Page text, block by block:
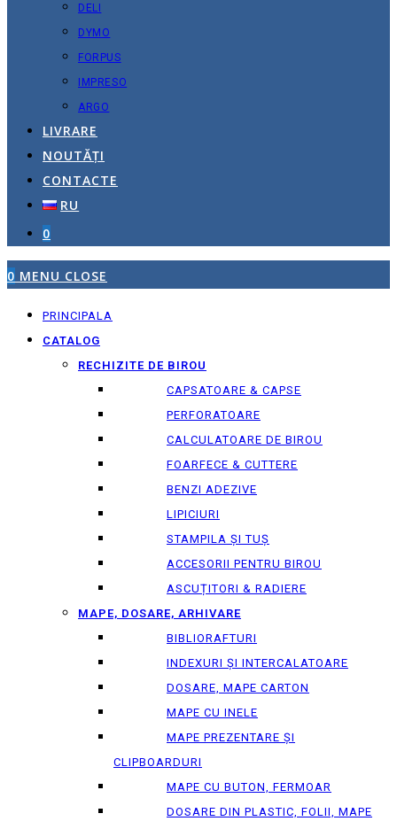
DELI
DYMO
FORPUS
IMPRESO
ARGO
LIVRARE
NOUTĂȚI
CONTACTE
RU
0
0 MENU CLOSE
PRINCIPALA
CATALOG
RECHIZITE DE BIROU
CAPSATOARE & CAPSE
PERFORATOARE
CALCULATOARE DE BIROU
FOARFECE & CUTTERE
BENZI ADEZIVE
LIPICIURI
STAMPILA ȘI TUȘ
ACCESORII PENTRU BIROU
ASCUȚITORI & RADIERE
MAPE, DOSARE, ARHIVARE
BIBLIORAFTURI
INDEXURI ȘI INTERCALATOARE
DOSARE, MAPE CARTON
MAPE CU INELE
MAPE PREZENTARE ȘI
CLIPBOARDURI
MAPE CU BUTON, FERMOAR
DOSARE DIN PLASTIC, FOLII, MAPE